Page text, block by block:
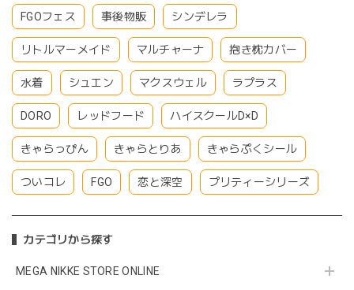
FGOフェス 事後物販 シンデレラ
リトルマーメイド マルチャーナ 抱き枕カバー
水着 シュエン マクスウェル ラプラス
DORO レッドフード ハイスクールD×D
きゃらっぴん きゃらとりあ きゃらぷくシール
ついコレ FGO 恋と深空 プリティーシリーズ
カテゴリから探す
MEGA NIKKE STORE ONLINE